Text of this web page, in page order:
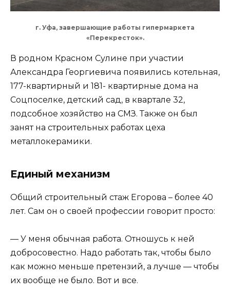
г. Уфа, завершающие работы гипермаркета
«Перекресток».
В родном Красном Сулине при участии
Александра Георгиевича появились котельная,
177-квартирный и 181- квартирные дома на
Соцпоселке, детский сад, в квартале 32,
подсобное хозяйство на СМЗ. Также он был
занят на строительных работах цеха
металлокерамики.
Единый механизм
Общий строительный стаж Егорова – более 40
лет. Сам он о своей профессии говорит просто:
— У меня обычная работа. Отношусь к ней
добросовестно. Надо работать так, чтобы было
как можно меньше претензий, а лучше — чтобы
их вообще не было. Вот и все.